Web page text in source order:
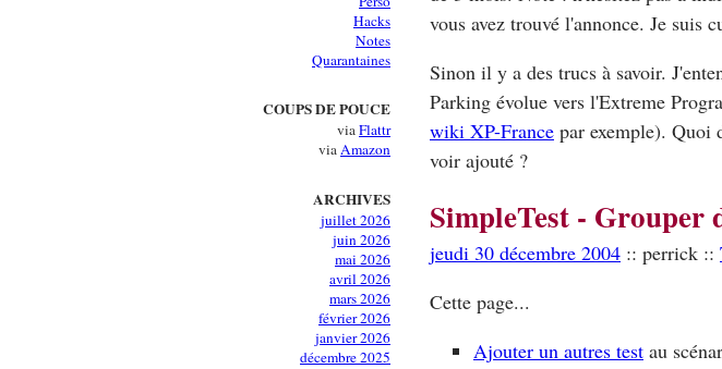
Hacks
Notes
Quarantaines
COUPS DE POUCE
viaFlattr
viaAmazon
ARCHIVES
juillet 2026
juin 2026
mai 2026
avril 2026
mars 2026
février 2026
janvier 2026
décembre 2025
vous avez trouvé l'annonce. Je suis
Sinon il y a des trucs à savoir.
Parking évolue vers l'Extreme
wiki XP-France par exemple). Quoi
voir ajouté ?
SimpleTest - Grouper
jeudi 30 décembre 2004 :: perrick ::
Cette page...
Ajouter un autres test au